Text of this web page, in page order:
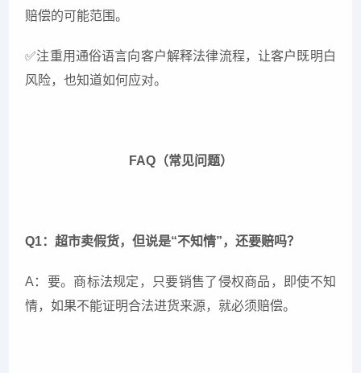
赔偿的可能范围。
✅注重用通俗语言向客户解释法律流程，让客户既明白
风险，也知道如何应对。
FAQ（常见问题）
Q1：超市卖假货，但说是“不知情”，还要赔吗？
A：要。商标法规定，只要销售了侵权商品，即使不知
情，如果不能证明合法进货来源，就必须赔偿。